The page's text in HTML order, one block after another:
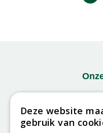
We
Deze website
gebruik van